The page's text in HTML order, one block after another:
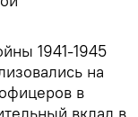
1941-1945
на
в
вклад в